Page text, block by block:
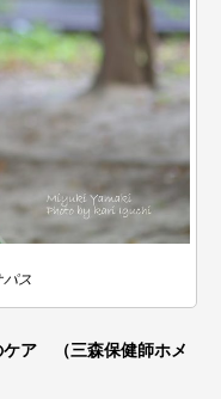
ス
ア （三森保健師ホメ